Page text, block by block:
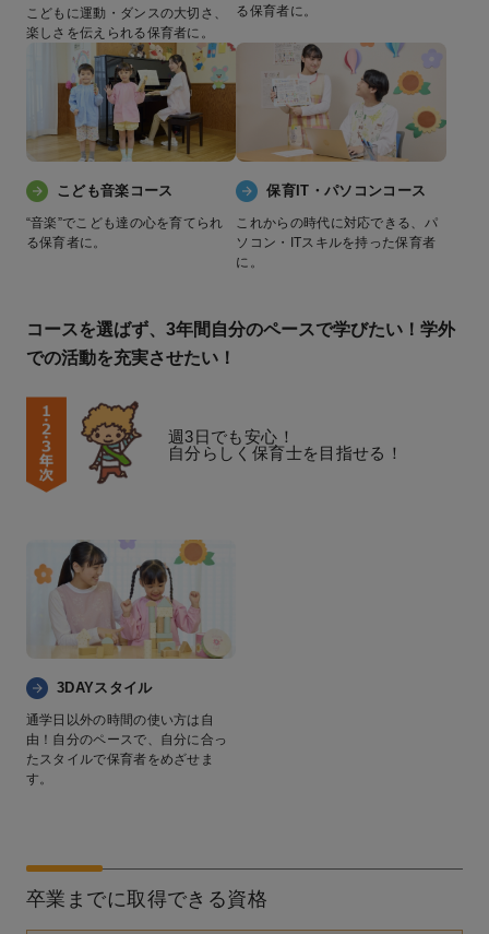
こどもに運動・ダンスの大切さ、
楽しさを伝えられる保育者に。
る保育者に。
こども音楽コース
“音楽”でこども達の心を育てられ
る保育者に。
保育IT・パソコンコース
これからの時代に対応できる、パ
ソコン・ITスキルを持った保育者
に。
コースを選ばず、3年間自分のペースで学びたい！学外
での活動を充実させたい！
週3日でも安心！
自分らしく保育士を目指せる！
3DAYスタイル
通学日以外の時間の使い方は自
由！自分のペースで、自分に合っ
たスタイルで保育者をめざせま
す。
卒業までに取得できる資格